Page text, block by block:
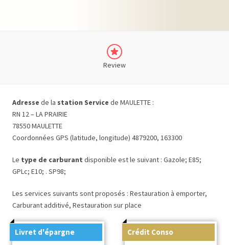
Review
Adresse de la station Service de MAULETTE :
RN 12 – LA PRAIRIE
78550 MAULETTE
Coordonnées GPS (latitude, longitude) 4879200, 163300
Le type de carburant disponible est le suivant : Gazole; E85;
GPLc; E10; . SP98;
Les services suivants sont proposés : Restauration à emporter,
Carburant additivé, Restauration sur place
Livret d'épargne Crédit Conso